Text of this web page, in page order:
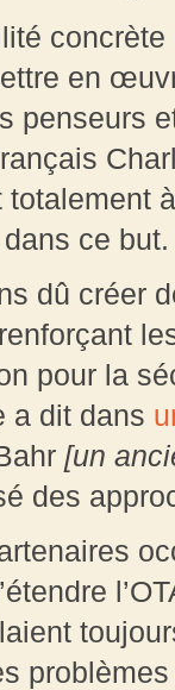
en
penseurs
ce but.
dû créer
pour la
a dit dans
[un
des